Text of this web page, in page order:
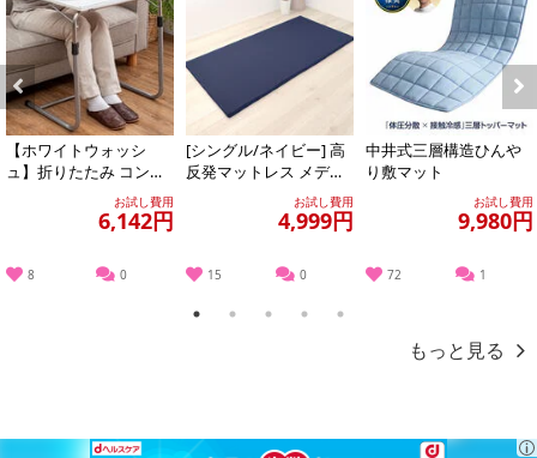
Previous
【ホワイトウォッシ
ュ】折りたたみ コンビ
ニエンステーブルお試し費用
6,142円
8 0
[シングル/ネイビー] 高
反発マットレス メディ
カルスリーパートッパ
お試し費用
4,999円
15 0
中井式三層構造ひんや
り敷マット
お試し費用
9,980円
72 1
Next
1 2 3 4 5
もっと見る